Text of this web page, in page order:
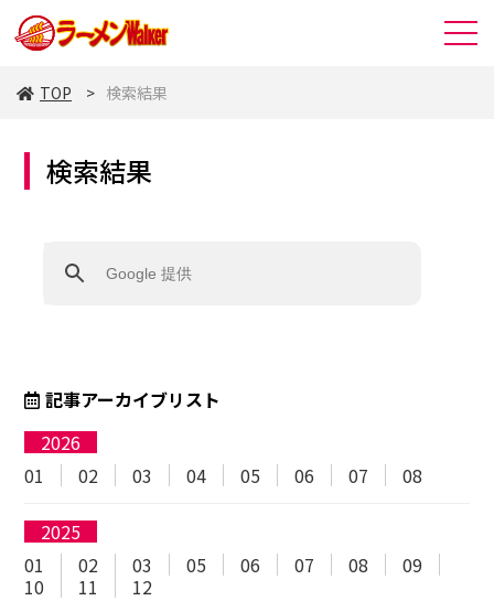
TOP 検索結果
検索結果
記事アーカイブリスト
2026
01
02 03 04 05 06 07 08
2025
01
02 03 05 06 07 08
09
10
11 12